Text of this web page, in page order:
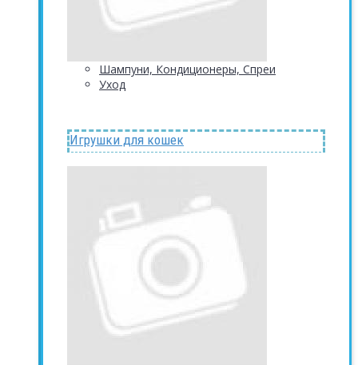
Шампуни, Кондиционеры, Спреи
Уход
Игрушки для кошек